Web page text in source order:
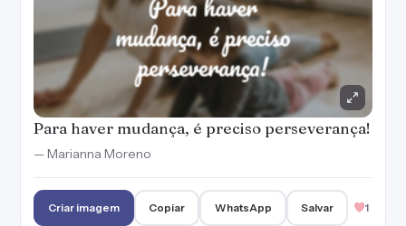
Para haver mudança, é preciso perseverança!
— Marianna Moreno
Criar imagem Copiar WhatsApp Salvar 1